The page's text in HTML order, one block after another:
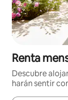
Renta
Descubre
harán sentir